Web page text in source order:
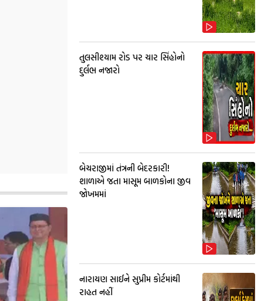
તુલસીશ્યામ રોડ પર ચાર સિંહોનો
દુર્લભ નજારો
બેચરાજીમાં તંત્રની બેદરકારી!
શાળાએ જતા માસૂમ બાળકોના જીવ
જોખમમાં
નારાયણ સાઈને સુપ્રીમ કોર્ટમાંથી
રાહત નહીં